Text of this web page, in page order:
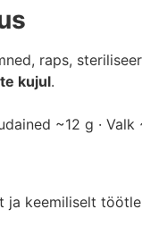
raps,
kujul.
~12 g · Valk
ja keemiliselt